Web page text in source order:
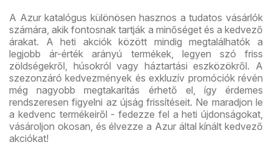
A Azur katalógus különösen hasznos a tudatos vásárlók
számára, akik fontosnak tartják a minőséget és a kedvező
árakat. A heti akciók között mindig megtalálhatók a
legjobb ár-érték arányú termékek, legyen szó friss
zöldségekről, húsokról vagy háztartási eszközökről. A
szezonzáró kedvezmények és exkluzív promóciók révén
még nagyobb megtakarítás érhető el, így érdemes
rendszeresen figyelni az újság frissítéseit. Ne maradjon le
a kedvenc termékeiről - fedezze fel a heti újdonságokat,
vásároljon okosan, és élvezze a Azur által kínált kedvező
akciókat!